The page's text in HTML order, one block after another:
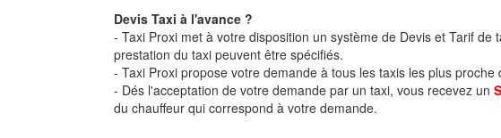
Devis Taxi à l'avance ?
- Taxi Proxi met à votre disposition un système de Devis et Tarif de
prestation du taxi peuvent être spécifiés.
- Taxi Proxi propose votre demande à tous les taxis les plus proche
- Dés l'acceptation de votre demande par un taxi, vous recevez un
du chauffeur qui correspond à votre demande.